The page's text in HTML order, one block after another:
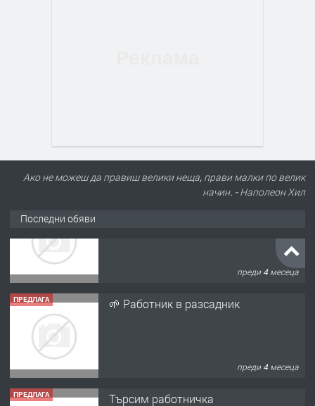
Ако не можеш да правиш велики неща, прави малки по велик
начин. - Наполеон Хил
Последни обяви
ПРЕДЛАГА
ПРЕДЛАГА